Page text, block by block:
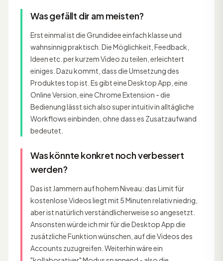
Was gefällt dir am meisten?
Erst einmal ist die Grundidee einfach klasse und
wahnsinnig praktisch. Die Möglichkeit, Feedback,
Ideen etc. per kurzem Video zu teilen, erleichtert
einiges. Dazu kommt, dass die Umsetzung des
Produktes top ist. Es gibt eine Desktop App, eine
Online Version, eine Chrome Extension - die
Bedienung lässt sich also super intuitiv in alltägliche
Workflows einbinden, ohne dass es Zusatzaufwand
bedeutet.
Was könnte konkret noch verbessert
werden?
Das ist Jammern auf hohem Niveau: das Limit für
kostenlose Videos liegt mit 5 Minuten relativ niedrig,
aber ist natürlich verständlicherweise so angesetzt.
Ansonsten würde ich mir für die Desktop App die
zusätzliche Funktion wünschen, auf die Videos des
Accounts zuzugreifen. Weiterhin wäre ein